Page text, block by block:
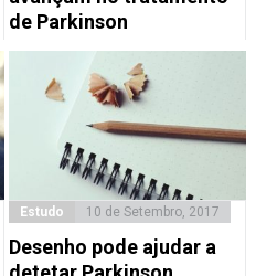
de Parkinson
Estudo 10 de Setembro, 2017
Desenho pode ajudar a